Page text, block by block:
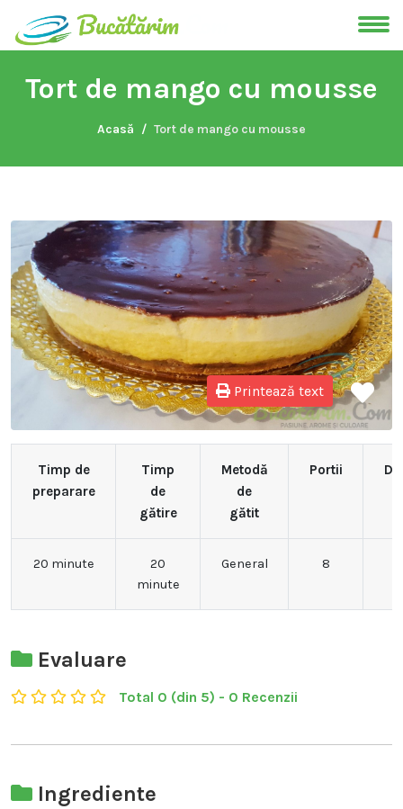
Tort de mango cu mousse
Acasă Tort de mango cu mousse
Printează text
Timp de
preparare
Timp
de
gătire
Metodă
de
gătit
Portii
20 minute
20
minute
General 8
Evaluare
Total 0 (din 5) - 0 Recenzii
Ingrediente